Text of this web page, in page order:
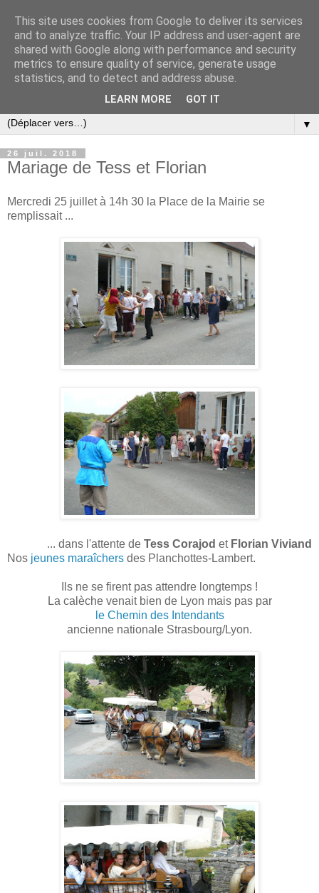
▼
26 juil. 2018
Mariage de Tess et Florian
Mercredi 25 juillet à 14h 30 la Place de la Mairie se
remplissait ...
... dans l'attente de Tess Corajod et Florian Viviand
Nos jeunes maraîchers des Planchottes-Lambert.
Ils ne se firent pas attendre longtemps !
La calèche venait bien de Lyon mais pas par
le Chemin des Intendants
ancienne nationale Strasbourg/Lyon.
This site uses cookies from Google to deliver its services
and to analyze traffic. Your IP address and user-agent are
shared with Google along with performance and security
metrics to ensure quality of service, generate usage
statistics, and to detect and address abuse.
LEARN MORE GOT IT